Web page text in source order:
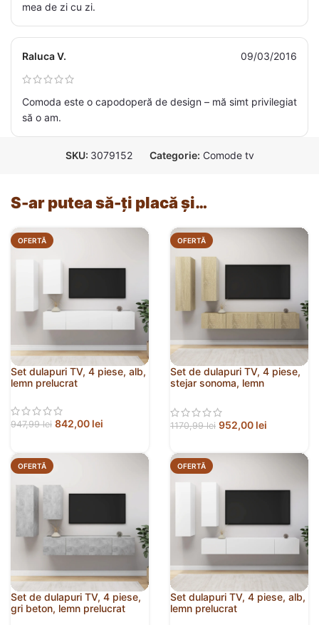
mea de zi cu zi.
Raluca V. 09/03/2016
Comoda este o capodoperă de design – mă simt privilegiat
să o am.
SKU: 3079152 Categorie: Comode tv
S-ar putea să-ți placă și…
OFERTĂ
Set dulapuri TV, 4 piese, alb,
lemn prelucrat
947,99lei 842,00 lei
OFERTĂ
Set de dulapuri TV, 4 piese,
stejar sonoma, lemn
1170,99lei 952,00 lei
OFERTĂ
Set de dulapuri TV, 4 piese,
gri beton, lemn prelucrat
OFERTĂ
Set dulapuri TV, 4 piese, alb,
lemn prelucrat